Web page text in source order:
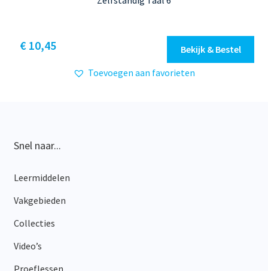
€ 10,45 Bekijk & Bestel
heeft
Toevoegen aan favorieten
Snel naar...
Leermiddelen
Vakgebieden
Collecties
Video’s
Proeflessen